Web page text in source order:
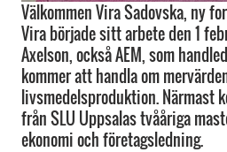
Välkommen Vira Sadovska, ny
Vira började sitt arbete den 1
Axelson, också AEM, som
kommer att handla om
livsmedelsproduktion. Närmast
från SLU Uppsalas tvååriga
ekonomi och företagsledning.